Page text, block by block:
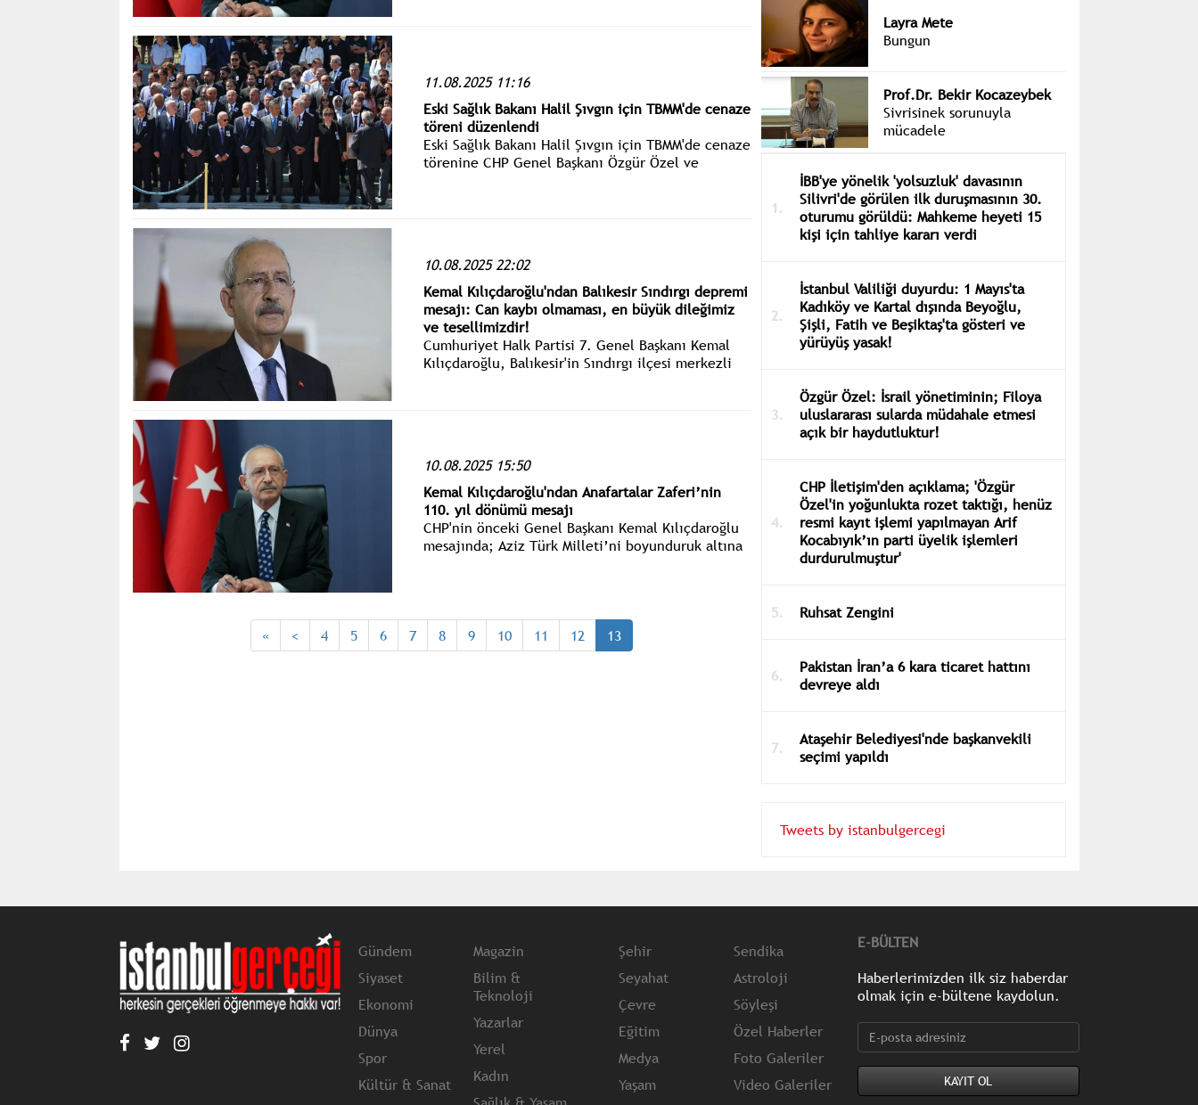
11.08.2025 11:16
Eski Sağlık Bakanı Halil Şıvgın için TBMM'de cenaze
töreni düzenlendi
Eski Sağlık Bakanı Halil Şıvgın için TBMM'de cenaze
törenine CHP Genel Başkanı Özgür Özel ve
10.08.2025 22:02
Kemal Kılıçdaroğlu'ndan Balıkesir Sındırgı depremi
mesajı: Can kaybı olmaması, en büyük dileğimiz
ve tesellimizdir!
Cumhuriyet Halk Partisi 7. Genel Başkanı Kemal
Kılıçdaroğlu, Balıkesir'in Sındırgı ilçesi merkezli
10.08.2025 15:50
Kemal Kılıçdaroğlu'ndan Anafartalar Zaferi’nin
110. yıl dönümü mesajı
CHP'nin önceki Genel Başkanı Kemal Kılıçdaroğlu
mesajında; Aziz Türk Milleti’ni boyunduruk altına
« < 4 5 6 7 8 9 10 11 12 13
Layra Mete
Bungun
Prof.Dr. Bekir Kocazeybek
Sivrisinek sorunuyla
mücadele
İBB'ye yönelik 'yolsuzluk' davasının
Silivri'de görülen ilk duruşmasının 30.
oturumu görüldü: Mahkeme heyeti 15
kişi için tahliye kararı verdi
İstanbul Valiliği duyurdu: 1 Mayıs'ta
Kadıköy ve Kartal dışında Beyoğlu,
Şişli, Fatih ve Beşiktaş'ta gösteri ve
yürüyüş yasak!
Özgür Özel: İsrail yönetiminin; Filoya
uluslararası sularda müdahale etmesi
açık bir haydutluktur!
CHP İletişim'den açıklama; 'Özgür
Özel'in yoğunlukta rozet taktığı, henüz
resmi kayıt işlemi yapılmayan Arif
Kocabıyık’ın parti üyelik işlemleri
durdurulmuştur'
Ruhsat Zengini
Pakistan İran’a 6 kara ticaret hattını
devreye aldı
Ataşehir Belediyesi'nde başkanvekili
seçimi yapıldı
Tweets by istanbulgercegi
Gündem
Siyaset
Ekonomi
Dünya
Spor
Kültür & Sanat
Magazin
Bilim &
Teknoloji
Yazarlar
Yerel
Kadın
Şehir
Seyahat
Çevre
Eğitim
Medya
Yaşam
Sendika
Astroloji
Söyleşi
Özel Haberler
Foto Galeriler
Video Galeriler
E-BÜLTEN
Haberlerimizden ilk siz haberdar
olmak için e-bültene kaydolun.